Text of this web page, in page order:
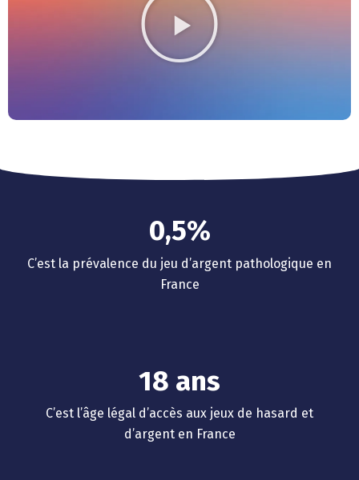
0
1
2
5
6
7
,
1
3
5
6
7
%
C’est la prévalence du jeu d’argent pathologique en
France
1
2
3
1
2
3
4
5
8
9
ans
C’est l’âge légal d’accès aux jeux de hasard et
d’argent en France
00